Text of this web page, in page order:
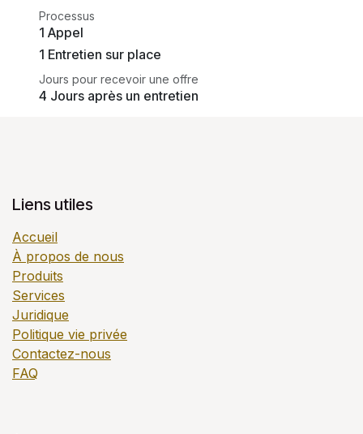
Processus
1 Appel
1 Entretien sur place
Jours pour recevoir une offre
4 Jours après un entretien
Liens utiles
Accueil
À propos de nous
Produits
Services
Juridique
Politique vie privée
Contactez-nous
FAQ